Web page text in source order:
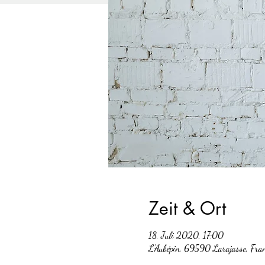
Zeit & Ort
18. Juli 2020, 17:00
L'Aubépin, 69590 Larajasse,